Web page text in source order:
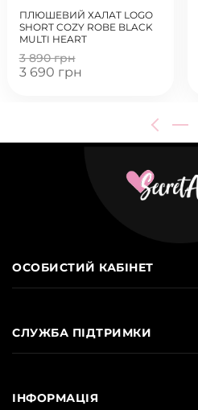
ПЛЮШЕВИЙ ХАЛАТ LOGO
SHORT COZY ROBE BLACK
MULTI HEART
3 890 грн
3 690 грн
ОСОБИСТИЙ КАБІНЕТ
СЛУЖБА ПІДТРИМКИ
ІНФОРМАЦІЯ